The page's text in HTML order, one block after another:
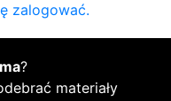
zalogować.
?
materiały